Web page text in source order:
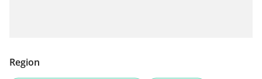
Region